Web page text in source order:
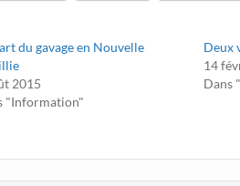
du gavage en Nouvelle
2015
"Information"
Deux
14
Dans